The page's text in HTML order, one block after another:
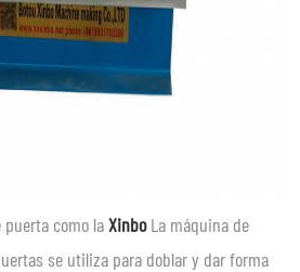
como laXinboLa máquina de
se utiliza para doblar y dar forma